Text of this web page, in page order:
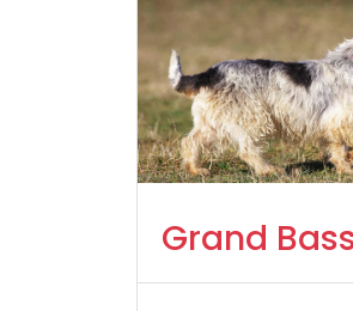
Grand